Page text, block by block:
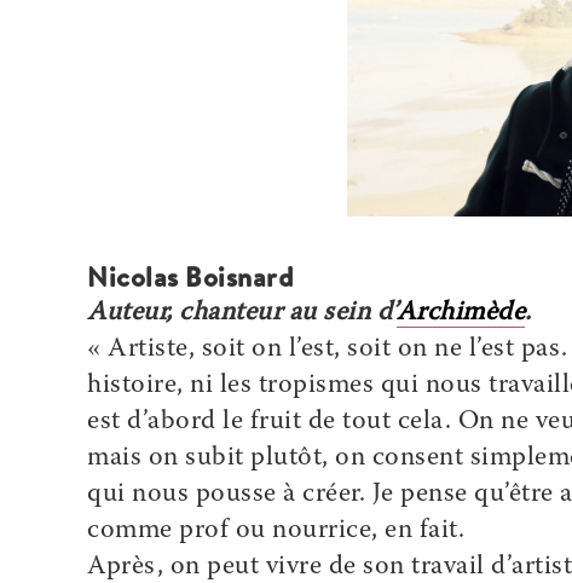
Nicolas Boisnard
Auteur, chanteur au sein d’Archimède.
« Artiste, soit on l’est, soit on ne l’est
histoire, ni les tropismes qui nous
est d’abord le fruit de tout cela. On ne
mais on subit plutôt, on consent
qui nous pousse à créer. Je pense
comme prof ou nourrice, en fait.
Après, on peut vivre de son travail